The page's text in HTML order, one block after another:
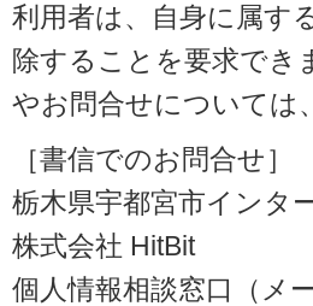
利用者は、自身に属す
除することを要求でき
やお問合せについては
［書信でのお問合せ］
栃木県宇都宮市インタ
株式会社 HitBit
個人情報相談窓口（メ